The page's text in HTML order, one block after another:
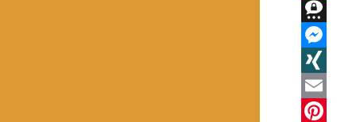
WhatsApp
Threema
Messenger
XING
Email